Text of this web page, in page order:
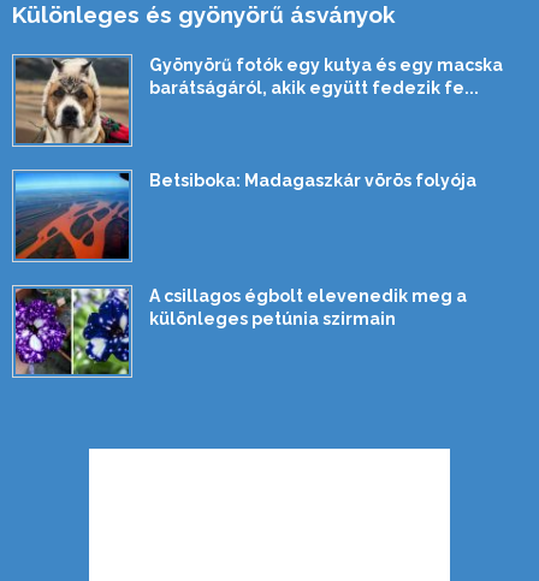
Különleges és gyönyörű ásványok
Gyönyörű fotók egy kutya és egy macska
barátságáról, akik együtt fedezik fe...
Betsiboka: Madagaszkár vörös folyója
A csillagos égbolt elevenedik meg a
különleges petúnia szirmain